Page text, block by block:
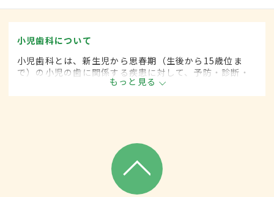
小児歯科について
小児歯科とは、新生児から思春期（生後から15歳位ま
で）の小児の歯に関係する疾患に対して、予防・診断・
治療する歯科の一領域です。
もっと見る